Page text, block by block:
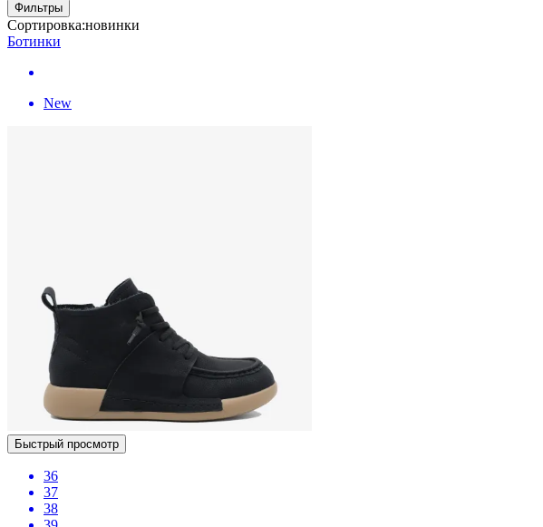
Фильтры
Сортировка:новинки
Ботинки
New
Быстрый просмотр
36
37
38